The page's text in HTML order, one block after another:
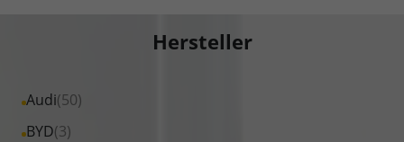
Hersteller
Audi(50)
Alle
Fahrzeuge
BYD(3)
Alle